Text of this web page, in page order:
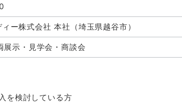
ー株式会社 本社（埼玉県越谷市）
展示・見学会・商談会
を検討している方